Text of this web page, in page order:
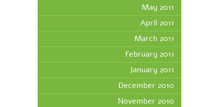
May 2011
April 2011
March 2011
February 2011
January 2011
December 2010
November 2010